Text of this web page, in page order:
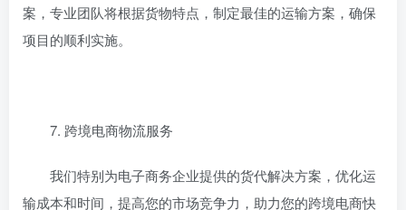
案，专业团队将根据货物特点，制定最佳的运输方案，确保
项目的顺利实施。
7. 跨境电商物流服务
我们特别为电子商务企业提供的货代解决方案，优化运
输成本和时间，提高您的市场竞争力，助力您的跨境电商快